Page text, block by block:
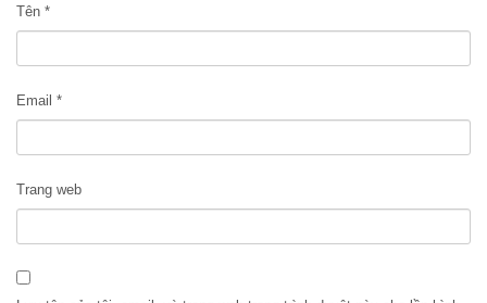
Tên *
Email *
Trang web